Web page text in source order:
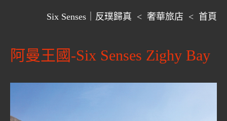
Six Senses｜反璞歸真 < 奢華旅店 < 首頁
阿曼王國-Six Senses Zighy Bay